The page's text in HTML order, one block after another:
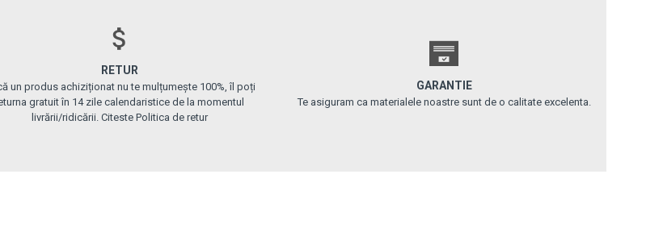
RETUR
un produs achiziționat nu te mulțumește 100%, îl poți
gratuit în 14 zile calendaristice de la momentul
livrării/ridicării. Citeste Politica de retur
GARANTIE
Te asiguram ca materialele noastre sunt de o calitate excelenta.